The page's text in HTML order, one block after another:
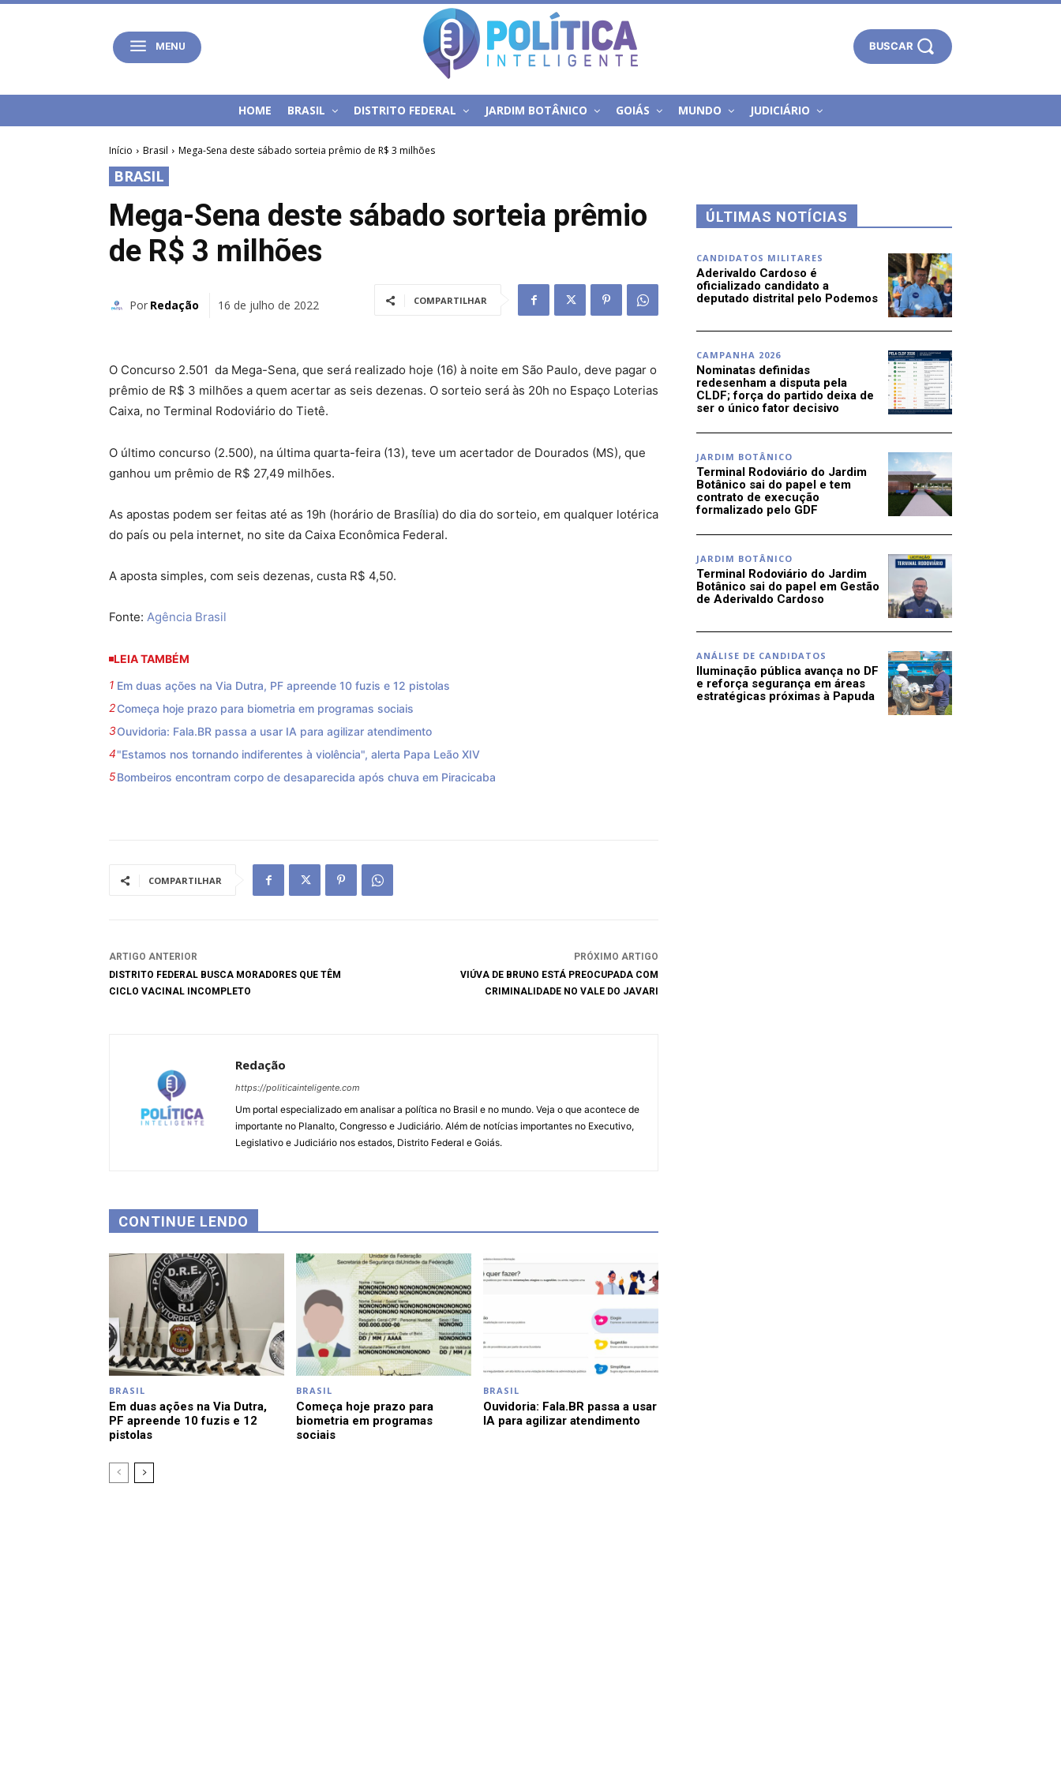
MENU BUSCAR
HOME BRASIL DISTRITO FEDERAL JARDIM BOTÂNICO GOIÁS MUNDO JUDICIÁRIO
Início Brasil Mega-Sena deste sábado sorteia prêmio de R$ 3 milhões
BRASIL
Mega-Sena deste sábado sorteia prêmio
de R$ 3 milhões
Por Redação 16 de julho de 2022 COMPARTILHAR
O Concurso 2.501 da Mega-Sena, que será realizado hoje (16) à noite em São Paulo, deve pagar o
prêmio de R$ 3 milhões a quem acertar as seis dezenas. O sorteio será às 20h no Espaço Loterias
Caixa, no Terminal Rodoviário do Tietê.
O último concurso (2.500), na última quarta-feira (13), teve um acertador de Dourados (MS), que
ganhou um prêmio de R$ 27,49 milhões.
As apostas podem ser feitas até as 19h (horário de Brasília) do dia do sorteio, em qualquer lotérica
do país ou pela internet, no site da Caixa Econômica Federal.
A aposta simples, com seis dezenas, custa R$ 4,50.
Fonte: Agência Brasil
LEIA TAMBÉM
Em duas ações na Via Dutra, PF apreende 10 fuzis e 12 pistolas
Começa hoje prazo para biometria em programas sociais
Ouvidoria: Fala.BR passa a usar IA para agilizar atendimento
"Estamos nos tornando indiferentes à violência", alerta Papa Leão XIV
Bombeiros encontram corpo de desaparecida após chuva em Piracicaba
COMPARTILHAR
ARTIGO ANTERIOR
DISTRITO FEDERAL BUSCA MORADORES QUE TÊM
CICLO VACINAL INCOMPLETO
PRÓXIMO ARTIGO
VIÚVA DE BRUNO ESTÁ PREOCUPADA COM
CRIMINALIDADE NO VALE DO JAVARI
Redação
https://politicainteligente.com
Um portal especializado em analisar a política no Brasil e no mundo. Veja o que acontece de
importante no Planalto, Congresso e Judiciário. Além de notícias importantes no Executivo,
Legislativo e Judiciário nos estados, Distrito Federal e Goiás.
CONTINUE LENDO
BRASIL
Em duas ações na Via Dutra,
PF apreende 10 fuzis e 12
pistolas
BRASIL
Começa hoje prazo para
biometria em programas
sociais
BRASIL
Ouvidoria: Fala.BR passa a usar
IA para agilizar atendimento
ÚLTIMAS NOTÍCIAS
CANDIDATOS MILITARES
Aderivaldo Cardoso é
oficializado candidato a
deputado distrital pelo Podemos
CAMPANHA 2026
Nominatas definidas
redesenham a disputa pela
CLDF; força do partido deixa de
ser o único fator decisivo
JARDIM BOTÂNICO
Terminal Rodoviário do Jardim
Botânico sai do papel e tem
contrato de execução
formalizado pelo GDF
JARDIM BOTÂNICO
Terminal Rodoviário do Jardim
Botânico sai do papel em Gestão
de Aderivaldo Cardoso
ANÁLISE DE CANDIDATOS
Iluminação pública avança no DF
e reforça segurança em áreas
estratégicas próximas à Papuda